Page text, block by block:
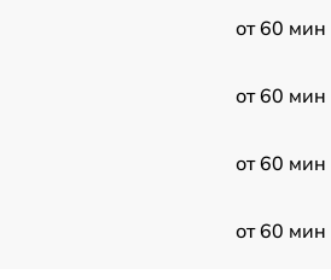
от 60 мин
от 60 мин
от 60 мин
от 60 мин